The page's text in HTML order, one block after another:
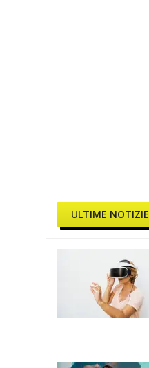
ULTIME NOTIZIE